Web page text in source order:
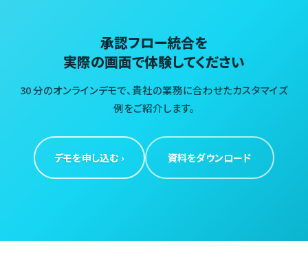
承認フロー統合を
実際の画面で体験してください
30 分のオンラインデモで、貴社の業務に合わせたカスタマイズ
例をご紹介します。
デモを申し込む › 資料をダウンロード